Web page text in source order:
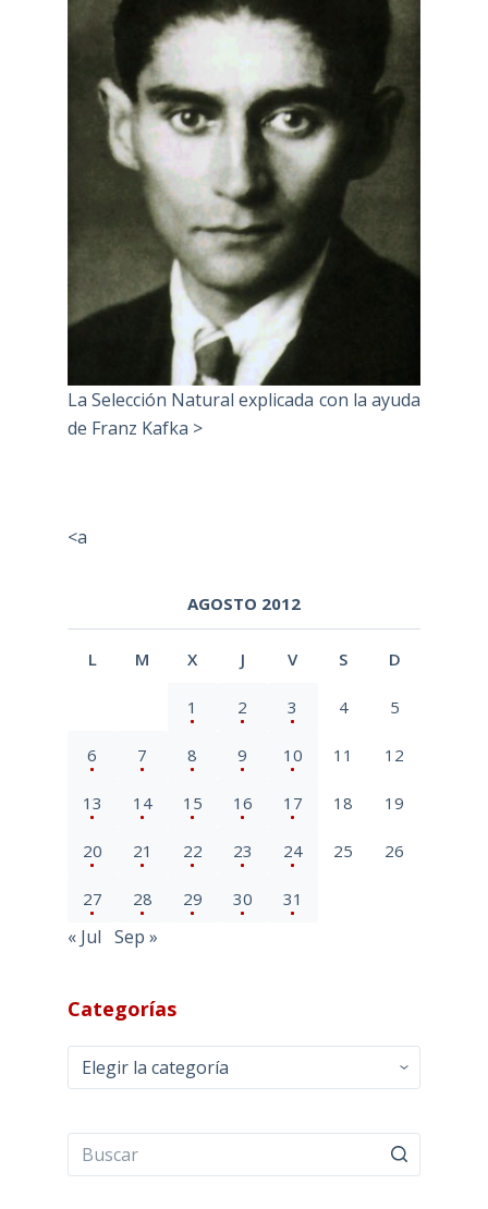
La Selección Natural explicada con la ayuda
de Franz Kafka >
<a
AGOSTO 2012
L M X J V S D
1 2 3 4 5
6 7 8 9 10 11 12
13 14 15 16 17 18 19
20 21 22 23 24 25 26
27 28 29 30 31
« Jul Sep »
Categorías
Categorías